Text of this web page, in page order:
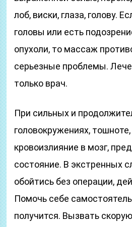
лоб, виски, глаза, голову.
головы или есть
опухоли, то массаж
серьезные проблемы.
только врач.
При сильных и
головокружениях,
кровоизлияние в мозг,
состояние. В экстренных
обойтись без операции,
Помочь себе
получится. Вызвать